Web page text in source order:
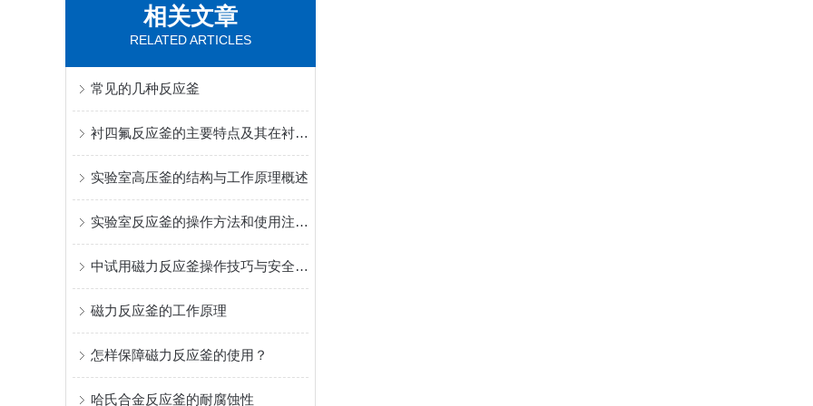
相关文章
RELATED ARTICLES
常见的几种反应釜
衬四氟反应釜的主要特点及其在衬氟时是如何制作的
实验室高压釜的结构与工作原理概述
实验室反应釜的操作方法和使用注意事项
中试用磁力反应釜操作技巧与安全注意事项
磁力反应釜的工作原理
怎样保障磁力反应釜的使用？
哈氏合金反应釜的耐腐蚀性